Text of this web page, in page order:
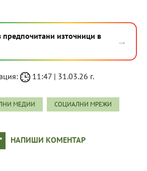
източници в
→
11:47 | 31.03.26 г.
МЕДИИ СОЦИАЛНИ МРЕЖИ
НАПИШИ КОМЕНТАР